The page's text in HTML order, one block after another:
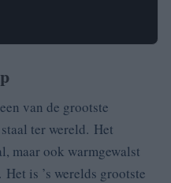
van de grootste
ter wereld. Het
maar ook warmgewalst
is ’s werelds grootste